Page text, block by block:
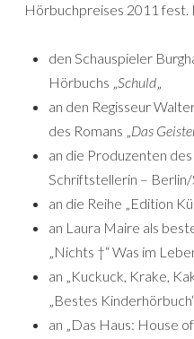
Hörbuchpreises 2011 fest.
den Schauspieler
Hörbuchs „Schuld„
an den Regisseur
des Romans „Das
an die Produzenten
Schriftstellerin – Berlin/
an die Reihe „Edition
an Laura Maire als
„Nichts †“ Was im
an „Kuckuck, Krake,
„Bestes
an „Das Haus: House